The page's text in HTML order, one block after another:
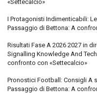
«Settecalcio»
I Protagonisti Indimenticabili:
Passaggio di Bettona: A
Risultati Fase A 2026 2027 in
Signalling Knowledge And
confronto con «Settecalcio»
Pronostici Football: Consigli A
Passaggio di Bettona: A